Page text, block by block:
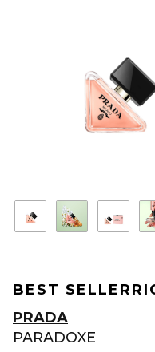
BEST SELLER
PRADA
PARADOXE